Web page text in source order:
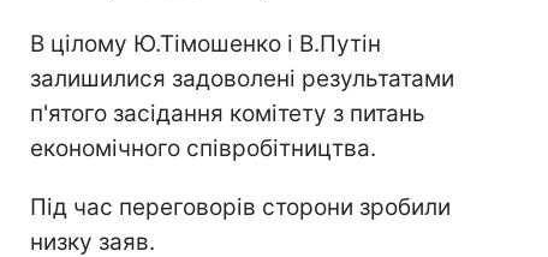
В цілому Ю.Тімошенко і В.Путін
залишилися задоволені результатами
п'ятого засідання комітету з питань
економічного співробітництва.
Під час переговорів сторони зробили
низку заяв.